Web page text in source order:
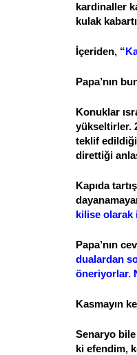
kardinaller
kulak
İçeriden, “
Papa’nın
Konuklar
yükseltirler.
teklif
direttiği
Kapıda
kilise olarak
Papa’nın
dualardan
öneriyorlar.
Kasmayın
Senaryo
ki efendim,